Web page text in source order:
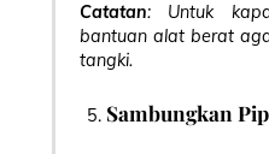
Catatan: Untuk
bantuan alat berat
tangki.
Sambungkan